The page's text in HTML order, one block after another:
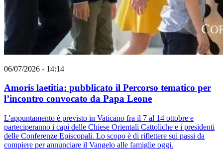
06/07/2026 - 14:14
Amoris laetitia: pubblicato il Percorso tematico per
l’incontro convocato da Papa Leone
L'appuntamento è previsto in Vaticano fra il 7 al 14 ottobre e
parteciperanno i capi delle Chiese Orientali Cattoliche e i presidenti
delle Conferenze Episcopali. Lo scopo è di riflettere sui passi da
compiere per annunciare il Vangelo alle famiglie oggi.